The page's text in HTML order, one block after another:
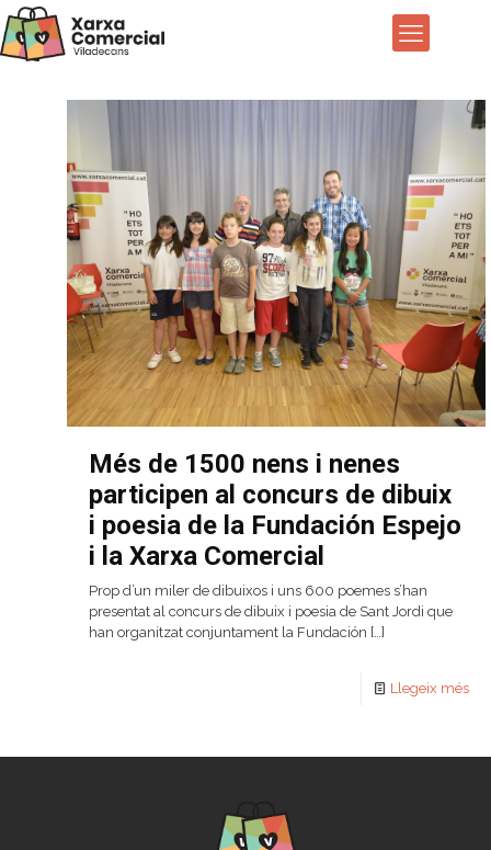
Més de 1500 nens i nenes
participen al concurs de dibuix
i poesia de la Fundación Espejo
i la Xarxa Comercial
Prop d’un miler de dibuixos i uns 600 poemes s’han
presentat al concurs de dibuix i poesia de Sant Jordi que
han organitzat conjuntament la Fundación […]
Llegeix més